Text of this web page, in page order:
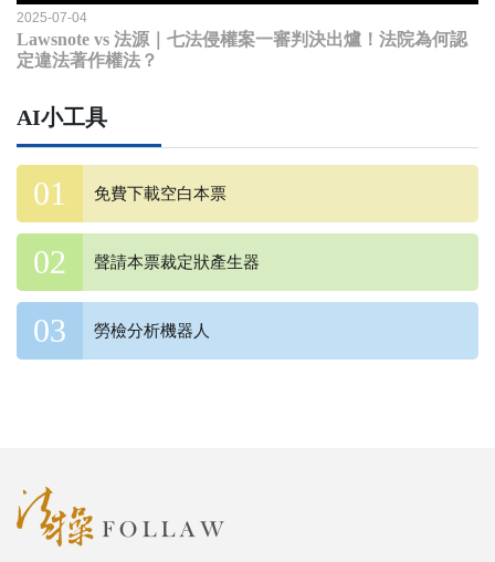
2025-07-04
Lawsnote vs 法源｜七法侵權案一審判決出爐！法院為何認
定違法著作權法？
AI小工具
免費下載空白本票
聲請本票裁定狀產生器
勞檢分析機器人